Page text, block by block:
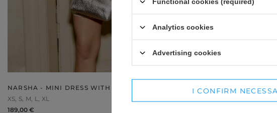
BLAZERS
SKIRTS
WINTER HATS
NARSHA - MINI DRESS WITH SILVER SEQUINS
XS S M L XL
189,00 €
LATOYA -
SEQUINS
Analytics cookies
Advertising cookies
I CONFIRM